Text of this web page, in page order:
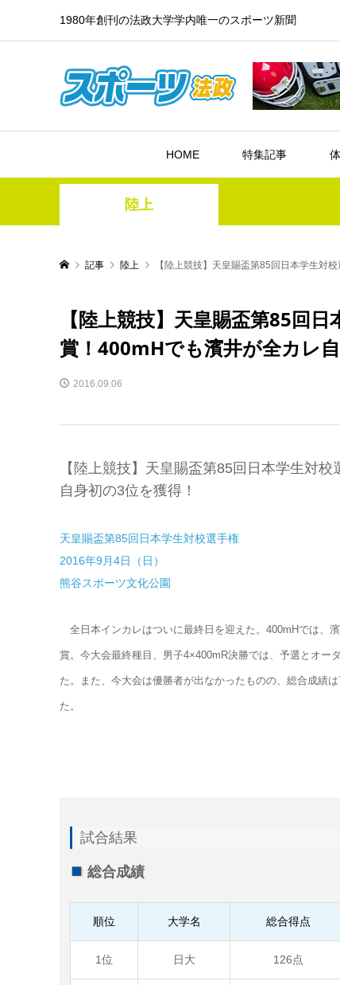
1980年創刊の法政大学学内唯一のスポーツ新聞
HOME 特集記事
陸上
記事 陸上 【陸上競技】天皇賜盃第85回日本学生対
【陸上競技】天皇賜盃第85回
賞！400mHでも濱井が全カレ
2016.09.06
【陸上競技】天皇賜盃第85回日本学生対
自身初の3位を獲得！
天皇賜盃第85回日本学生対校選手権
2016年9月4日（日）
熊谷スポーツ文化公園
全日本インカレはついに最終日を迎えた。400mHでは、
賞。今大会最終種目、男子4×400mR決勝では、予選とオー
た。また、今大会は優勝者が出なかったものの、総合成績
た。
試合結果
総合成績
順位 大学名 総合得点
1位 日大 126点